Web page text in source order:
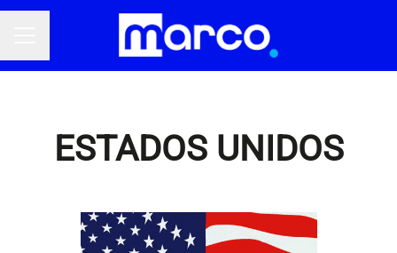
ESTADOS UNIDOS